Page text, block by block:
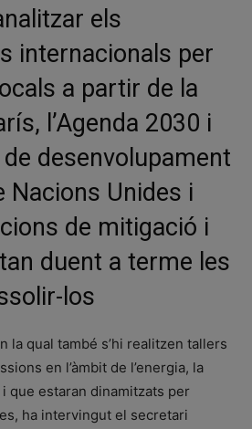
els
internacionals per
a partir de la
l’Agenda 2030 i
desenvolupament
Nacions Unides i
de mitigació i
duent a terme les
los
la qual també s’hi realitzen tallers
en l’àmbit de l’energia, la
que estaran dinamitzats per
ha intervingut el secretari